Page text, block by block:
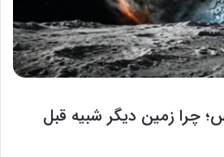
چرا زمین دیگر شبیه قبل